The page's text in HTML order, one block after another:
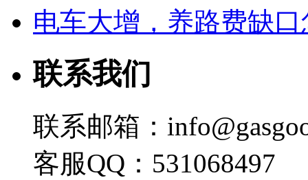
电车大增，养路费缺
联系我们
联系邮箱：
客服QQ：531068497